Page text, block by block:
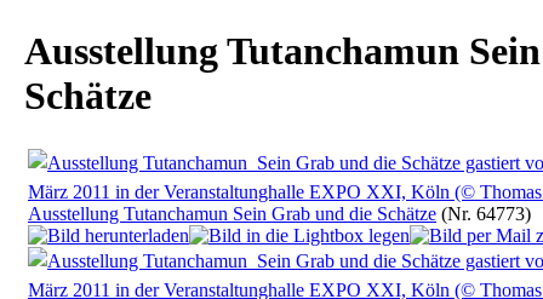
Ausstellung Tutanchamun
Schätze
Ausstellung Tutanchamun Sein Grab und die Schätze (Nr. 64773)